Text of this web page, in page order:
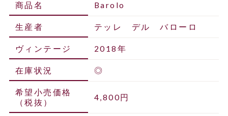
商品名 Barolo
生産者 テッレ デル バローロ
ヴィンテージ 2018年
在庫状況 ◎
希望小売価格
（税抜）
4,800円